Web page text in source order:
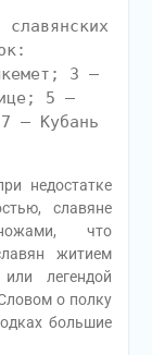
3 —
5 —
— Кубань
недостатке
славяне
что
житием
легендой
о полку
большие